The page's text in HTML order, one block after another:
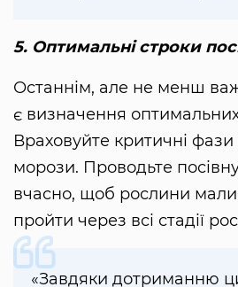
5. Оптимальні строки
Останнім, але не менш
є визначення оптимальних
Враховуйте критичні фази
морози. Проводьте
вчасно, щоб рослини мали
пройти через всі стадії
«Завдяки дотриманню